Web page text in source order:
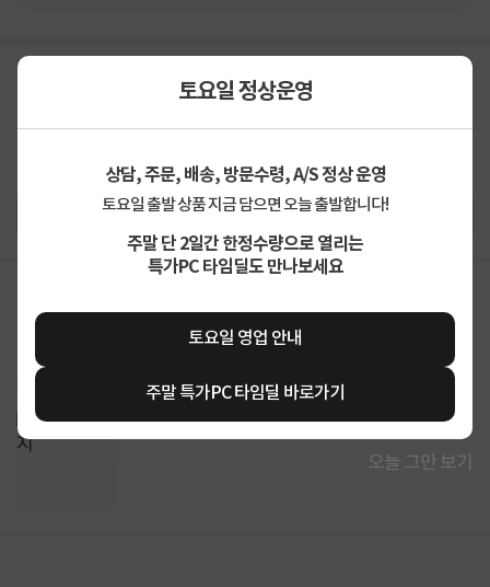
토요일 정상운영
상담, 주문, 배송, 방문수령, A/S 정상 운영
토요일 출발 상품 지금 담으면 오늘 출발합니다!
주말 단 2일간 한정수량으로 열리는
특가PC 타임딜도 만나보세요
토요일 영업 안내
주말 특가PC 타임딜 바로가기
오늘 그만 보기
mm7****
[블랙]
상당히 만족도가 높은 제품입니다. 품질이 좋아요. 재구매 의사 있습니다.